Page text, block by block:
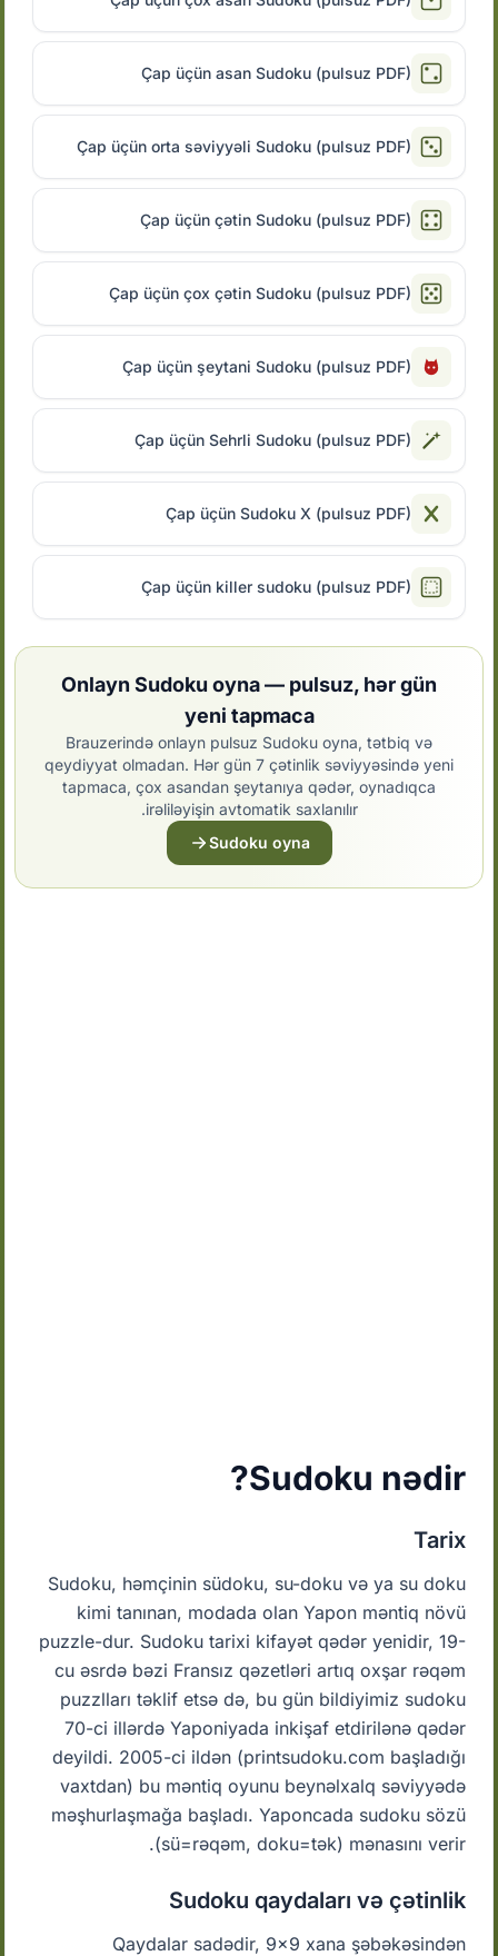
Çap üçün asan Sudoku (pulsuz PDF)
Çap üçün orta səviyyəli Sudoku (pulsuz PDF)
Çap üçün çətin Sudoku (pulsuz PDF)
Çap üçün çox çətin Sudoku (pulsuz PDF)
Çap üçün şeytani Sudoku (pulsuz PDF)
Çap üçün Sehrli Sudoku (pulsuz PDF)
Çap üçün Sudoku X (pulsuz PDF)
Çap üçün killer sudoku (pulsuz PDF)
Onlayn Sudoku oyna — pulsuz, hər gün
yeni tapmaca
Brauzerində onlayn pulsuz Sudoku oyna, tətbiq və
qeydiyyat olmadan. Hər gün 7 çətinlik səviyyəsində yeni
tapmaca, çox asandan şeytanıya qədər, oynadıqca
irəliləyişin avtomatik saxlanılır.
Sudoku oyna
Sudoku nədir?
Tarix
Sudoku, həmçinin südoku, su-doku və ya su doku
kimi tanınan, modada olan Yapon məntiq növü
puzzle-dur. Sudoku tarixi kifayət qədər yenidir, 19-
cu əsrdə bəzi Fransız qəzetləri artıq oxşar rəqəm
puzzlları təklif etsə də, bu gün bildiyimiz sudoku
70-ci illərdə Yaponiyada inkişaf etdirilənə qədər
deyildi. 2005-ci ildən (printsudoku.com başladığı
vaxtdan) bu məntiq oyunu beynəlxalq səviyyədə
məşhurlaşmağa başladı. Yaponcada sudoku sözü
(sü=rəqəm, doku=tək) mənasını verir.
Sudoku qaydaları və çətinlik
Qaydalar sadədir, 9x9 xana şəbəkəsindən